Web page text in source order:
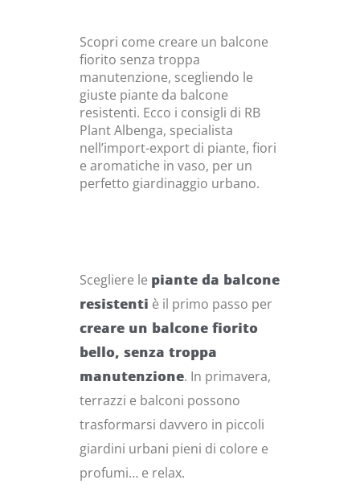
Scopri come creare un balcone
fiorito senza troppa
manutenzione, scegliendo le
giuste piante da balcone
resistenti. Ecco i consigli di RB
Plant Albenga, specialista
nell’import-export di piante, fiori
e aromatiche in vaso, per un
perfetto giardinaggio urbano.
Scegliere le piante da balcone
resistenti è il primo passo per
creare un balcone fiorito
bello, senza troppa
manutenzione. In primavera,
terrazzi e balconi possono
trasformarsi davvero in piccoli
giardini urbani pieni di colore e
profumi… e relax.